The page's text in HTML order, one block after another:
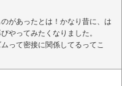
があったとは！かなり昔に、は
やってみたくなりました。
って密接に関係してるってこ